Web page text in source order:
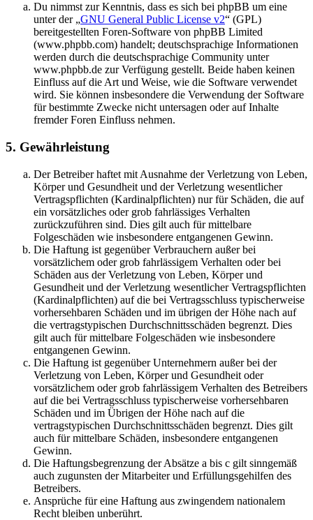
Du nimmst zur Kenntnis, dass es sich bei phpBB um eine
unter der „GNU General Public License v2“ (GPL)
bereitgestellten Foren-Software von phpBB Limited
(www.phpbb.com) handelt; deutschsprachige Informationen
werden durch die deutschsprachige Community unter
www.phpbb.de zur Verfügung gestellt. Beide haben keinen
Einfluss auf die Art und Weise, wie die Software verwendet
wird. Sie können insbesondere die Verwendung der Software
für bestimmte Zwecke nicht untersagen oder auf Inhalte
fremder Foren Einfluss nehmen.
5. Gewährleistung
Der Betreiber haftet mit Ausnahme der Verletzung von Leben,
Körper und Gesundheit und der Verletzung wesentlicher
Vertragspflichten (Kardinalpflichten) nur für Schäden, die auf
ein vorsätzliches oder grob fahrlässiges Verhalten
zurückzuführen sind. Dies gilt auch für mittelbare
Folgeschäden wie insbesondere entgangenen Gewinn.
Die Haftung ist gegenüber Verbrauchern außer bei
vorsätzlichem oder grob fahrlässigem Verhalten oder bei
Schäden aus der Verletzung von Leben, Körper und
Gesundheit und der Verletzung wesentlicher Vertragspflichten
(Kardinalpflichten) auf die bei Vertragsschluss typischerweise
vorhersehbaren Schäden und im übrigen der Höhe nach auf
die vertragstypischen Durchschnittsschäden begrenzt. Dies
gilt auch für mittelbare Folgeschäden wie insbesondere
entgangenen Gewinn.
Die Haftung ist gegenüber Unternehmern außer bei der
Verletzung von Leben, Körper und Gesundheit oder
vorsätzlichem oder grob fahrlässigem Verhalten des Betreibers
auf die bei Vertragsschluss typischerweise vorhersehbaren
Schäden und im Übrigen der Höhe nach auf die
vertragstypischen Durchschnittsschäden begrenzt. Dies gilt
auch für mittelbare Schäden, insbesondere entgangenen
Gewinn.
Die Haftungsbegrenzung der Absätze a bis c gilt sinngemäß
auch zugunsten der Mitarbeiter und Erfüllungsgehilfen des
Betreibers.
Ansprüche für eine Haftung aus zwingendem nationalem
Recht bleiben unberührt.